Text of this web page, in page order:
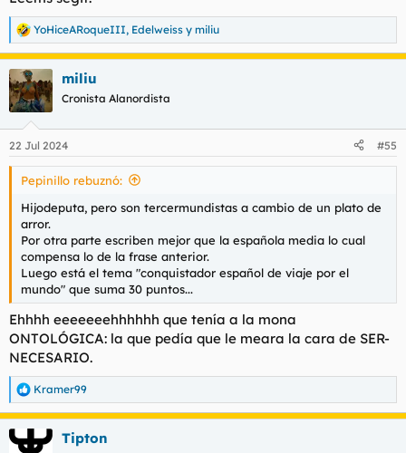
R
e
c
c
i
e
s
YoHiceARoqueIII, Edelweiss y miliu
miliu
Cronista Alanordista
22 Jul 2024 #55
Pepinillo rebuznó:
Hijodeputa, pero son tercermundistas a cambio de un plato de
arror.
Por otra parte escriben mejor que la española media lo cual
compensa lo de la frase anterior.
Luego está el tema "conquistador español de viaje por el
mundo" que suma 30 puntos...
Ehhhh eeeeeeehhhhhh que tenía a la mona
ONTOLÓGICA: la que pedía que le meara la cara de SER-
NECESARIO.
R
e
c
Kramer99
Tipton